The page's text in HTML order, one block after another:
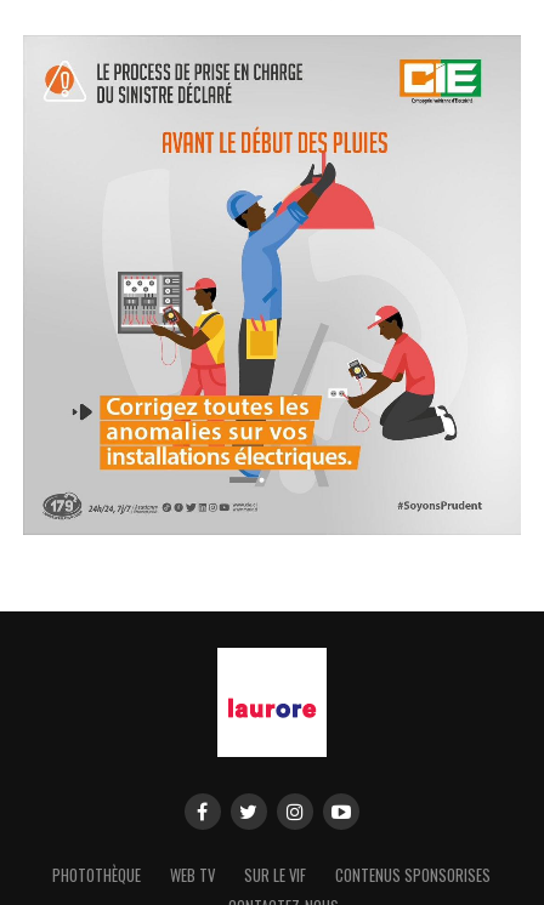
PHOTOTHÈQUE WEB TV SUR LE VIF
CONTENUS SPONSORISES